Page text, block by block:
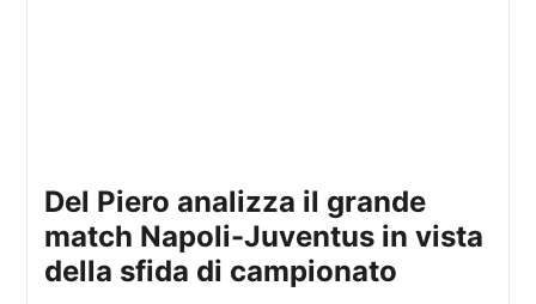
Del Piero analizza il grande
match Napoli-Juventus in vista
della sfida di campionato